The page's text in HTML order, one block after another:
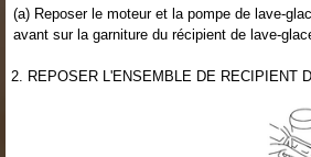
(a) Reposer le moteur et la pompe de lave-
avant sur la garniture du récipient de lave-
2. REPOSER L'ENSEMBLE DE RECIPIENT